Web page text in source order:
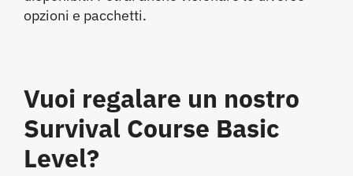
opzioni e pacchetti.
Vuoi regalare un nostro
Survival Course Basic
Level?